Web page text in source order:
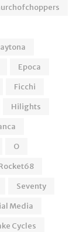
Epoca
Ficchi
Hilights
O
Seventy
Media
Cycles